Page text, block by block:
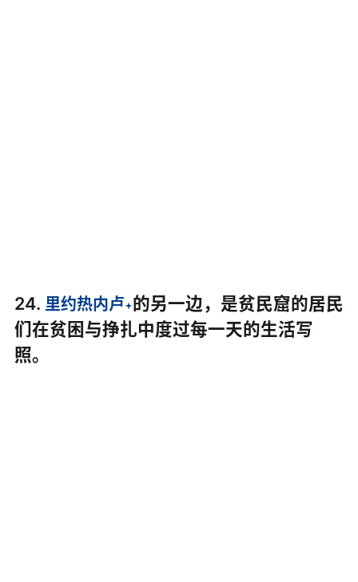
24. 里约热内卢 的另一边，是贫民窟的居民
们在贫困与挣扎中度过每一天的生活写
照。